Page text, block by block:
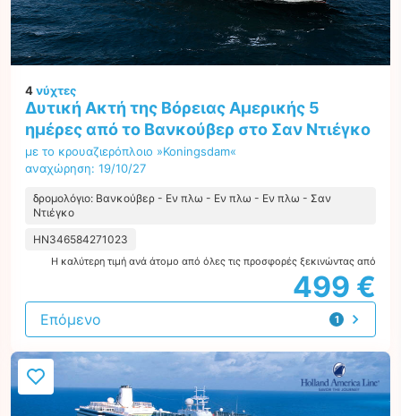
4νύχτες
Δυτική Ακτή της Βόρειας Αμερικής 5
ημέρες από το Βανκούβερ στο Σαν Ντιέγκο
με το κρουαζιερόπλοιο »Koningsdam«
αναχώρηση: 19/10/27
δρομολόγιο: Βανκούβερ - Εν πλω - Εν πλω - Εν πλω - Σαν
Ντιέγκο
HN346584271023
Η καλύτερη τιμή ανά άτομο από όλες τις προσφορές ξεκινώντας από
499 €
1
προσφορά
Επόμενο